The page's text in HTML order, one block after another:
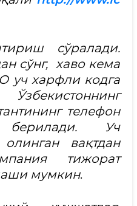
сўралади.
сўнг, хаво кема
уч харфли кодга
телефон
берилади. Уч
вақтдан
тижорат
мумкин.